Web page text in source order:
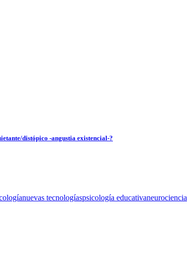
distópico -angustia existencial-?
nuevas tecnologíaspsicología educativaneurociencia